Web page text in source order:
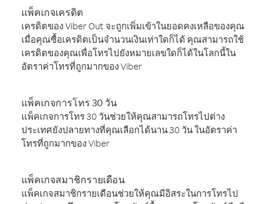
แพ็คเกจเครดิต
เครดิตของ Viber Out จะถูกเพิ่มเข้าในยอดคงเหลือของคุณ
เมื่อคุณซื้อเครดิตเป็นจำนวนเงินเท่าใดก็ได้ คุณสามารถใช้
เครดิตของคุณเพื่อโทรไปยังหมายเลขใดก็ได้ในโลกนี้ใน
อัตราค่าโทรที่ถูกมากของ Viber
แพ็คเกจการโทร 30 วัน
แพ็คเกจการโทร 30 วันช่วยให้คุณสามารถโทรไปต่าง
ประเทศยังปลายทางที่คุณเลือกได้นาน 30 วัน ในอัตราค่า
โทรที่ถูกมากของ Viber
แพ็คเกจสมาชิกรายเดือน
แพ็คเกจสมาชิกรายเดือนช่วยให้คุณมีอิสระในการโทรไป